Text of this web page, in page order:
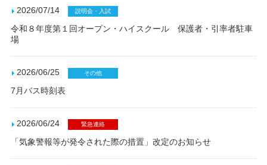
2026/07/14 説明会・入試
令和８年度第１回オープン・ハイスクール 保護者・引率者駐車
場
2026/06/25 その他
7月バス時刻表
2026/06/24 緊急連絡
「気象警報等が発令された際の措置」改定のお知らせ